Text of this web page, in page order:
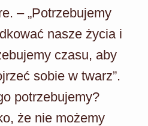
– „Potrzebujemy
nasze życia i
czasu, aby
sobie w twarz”.
potrzebujemy?
że nie możemy